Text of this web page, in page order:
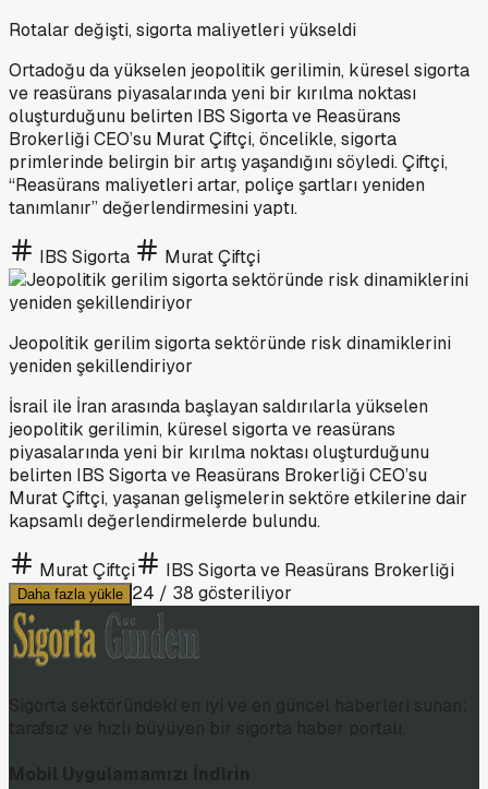
Rotalar değişti, sigorta maliyetleri yükseldi
Ortadoğu da yükselen jeopolitik gerilimin, küresel sigorta
ve reasürans piyasalarında yeni bir kırılma noktası
oluşturduğunu belirten IBS Sigorta ve Reasürans
Brokerliği CEO’su Murat Çiftçi, öncelikle, sigorta
primlerinde belirgin bir artış yaşandığını söyledi. Çiftçi,
“Reasürans maliyetleri artar, poliçe şartları yeniden
tanımlanır” değerlendirmesini yaptı.
IBS Sigorta Murat Çiftçi
Jeopolitik gerilim sigorta sektöründe risk dinamiklerini
yeniden şekillendiriyor
İsrail ile İran arasında başlayan saldırılarla yükselen
jeopolitik gerilimin, küresel sigorta ve reasürans
piyasalarında yeni bir kırılma noktası oluşturduğunu
belirten IBS Sigorta ve Reasürans Brokerliği CEO’su
Murat Çiftçi, yaşanan gelişmelerin sektöre etkilerine dair
kapsamlı değerlendirmelerde bulundu.
Murat Çiftçi IBS Sigorta ve Reasürans Brokerliği
Daha fazla yükle 24 / 38 gösteriliyor